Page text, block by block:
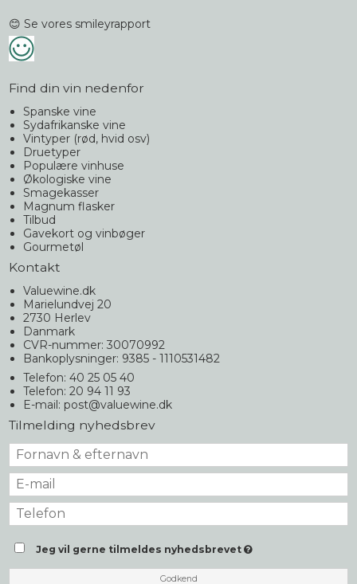
😊 Se vores smileyrapport
Find din vin nedenfor
Spanske vine
Sydafrikanske vine
Vintyper (rød, hvid osv)
Druetyper
Populære vinhuse
Økologiske vine
Smagekasser
Magnum flasker
Tilbud
Gavekort og vinbøger
Gourmetøl
Kontakt
Valuewine.dk
Marielundvej 20
2730 Herlev
Danmark
CVR-nummer: 30070992
Bankoplysninger: 9385 - 1110531482
Telefon: 40 25 05 40
Telefon: 20 94 11 93
E-mail : post@valuewine.dk
Tilmelding nyhedsbrev
Jeg vil gerne tilmeldes nyhedsbrevet
Godkend